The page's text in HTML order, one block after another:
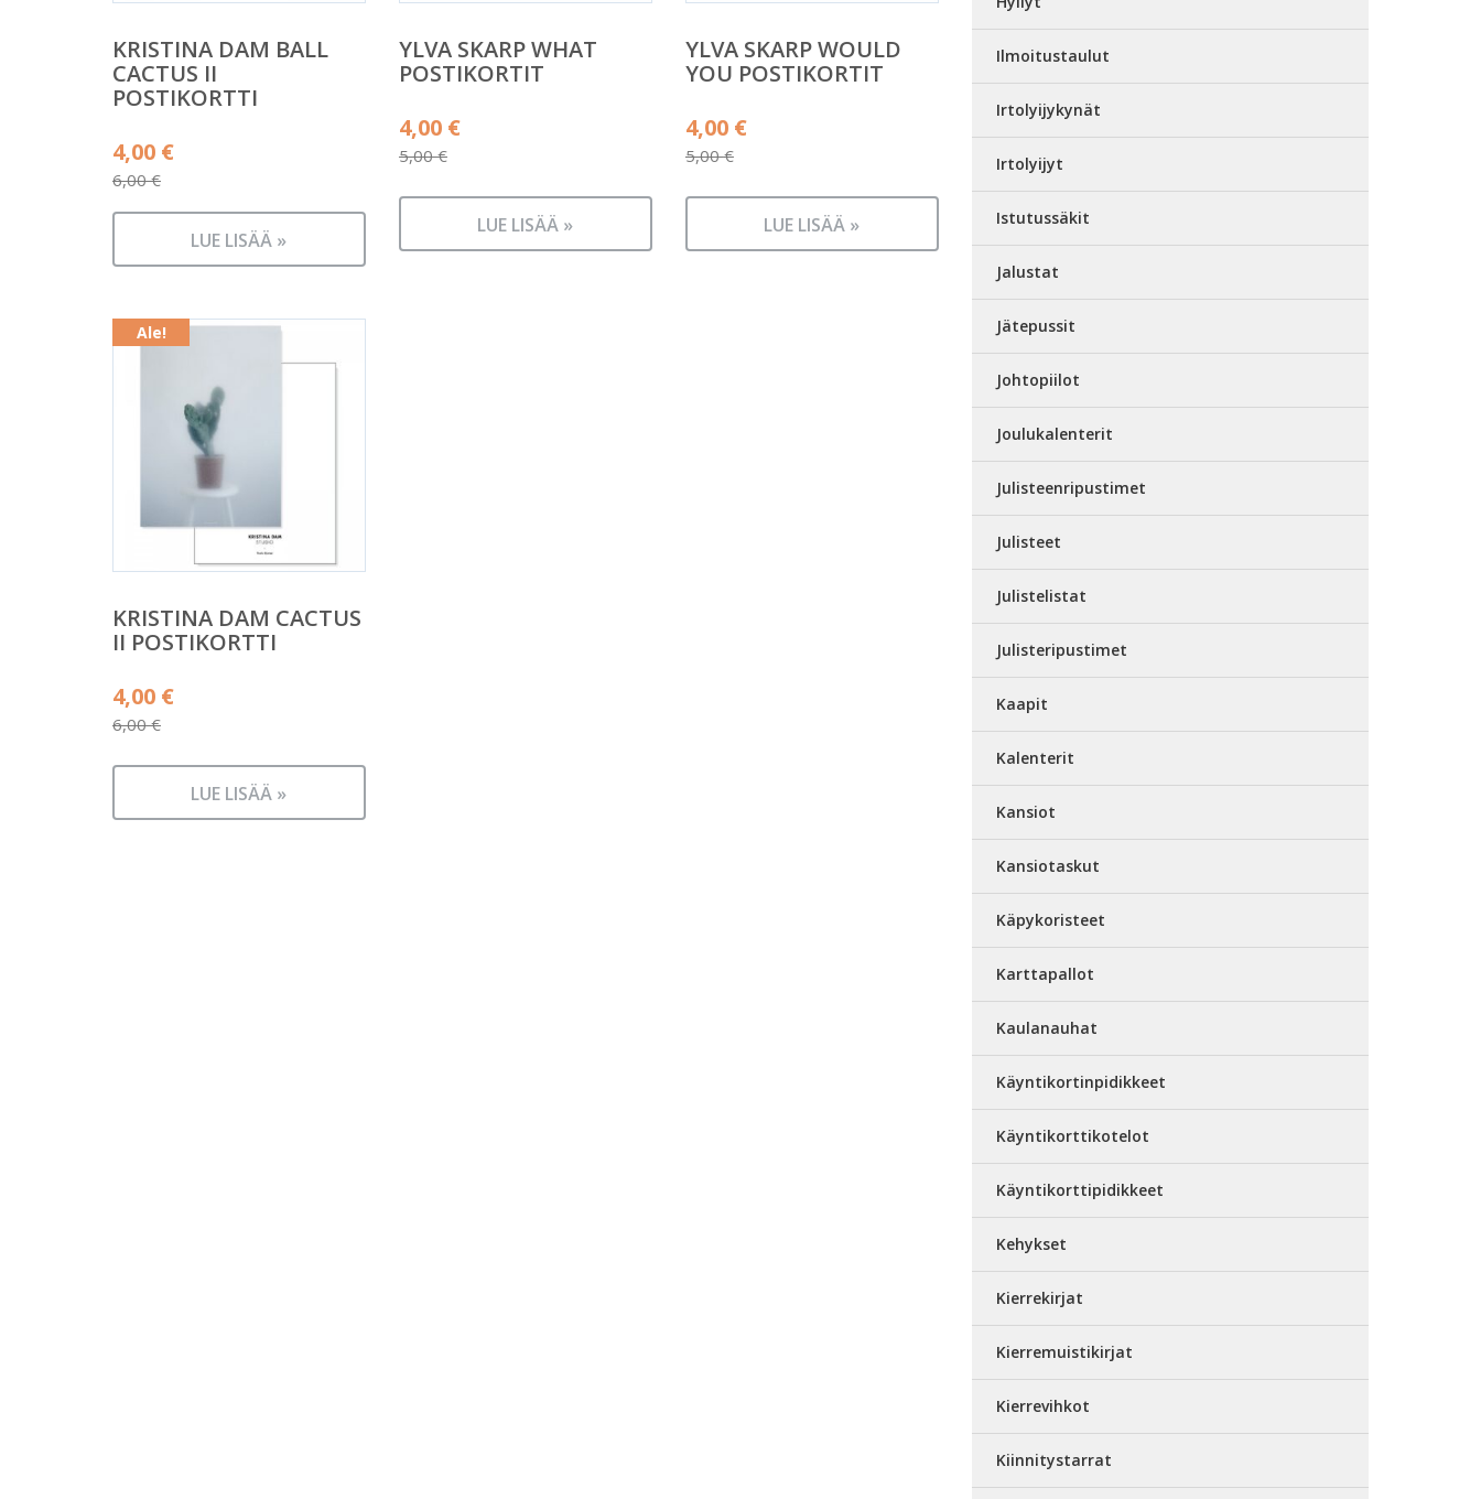
KRISTINA DAM BALL
CACTUS II
POSTIKORTTI
6,00€
Alkuperäinen
hinta
oli:
4,00 €
Nykyinen
on:
LUE LISÄÄ »
YLVA SKARP WHAT
POSTIKORTIT
5,00€
Alkuperäinen
hinta
4,00 €
on:
LUE LISÄÄ »
YLVA SKARP WOULD
YOU POSTIKORTIT
5,00€
Alkuperäinen
hinta
4,00 €
on:
LUE LISÄÄ »
Ale!
KRISTINA DAM CACTUS
II POSTIKORTTI
6,00€
Alkuperäinen
hinta
4,00 €
on:
LUE LISÄÄ »
Ilmoitustaulut
Irtolyijykynät
Irtolyijyt
Istutussäkit
Jalustat
Jätepussit
Johtopiilot
Joulukalenterit
Julisteenripustimet
Julisteet
Julistelistat
Julisteripustimet
Kaapit
Kalenterit
Kansiot
Kansiotaskut
Käpykoristeet
Karttapallot
Kaulanauhat
Käyntikortinpidikkeet
Käyntikorttikotelot
Käyntikorttipidikkeet
Kehykset
Kierrekirjat
Kierremuistikirjat
Kierrevihkot
Kiinnitystarrat